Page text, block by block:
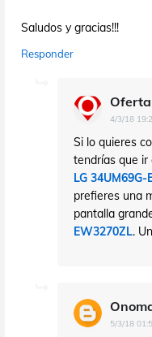
Saludos y gracias!!!
Responder
4/3/18
Si lo quieres
tendrías que ir
LG 34UM69G-
prefieres una
pantalla
EW3270ZL.
5/3/18